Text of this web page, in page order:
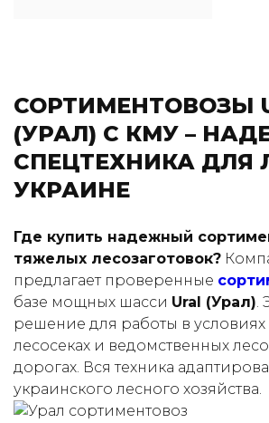
СОРТИМЕНТОВОЗЫ
(УРАЛ) С КМУ –
СПЕЦТЕХНИКА ДЛЯ
УКРАИНЕ
Где купить надежный
тяжелых лесозаготовок?
предлагает проверенные
базе мощных шасси Ural (Урал).
решение для работы в
лесосеках и ведомственных
дорогах. Вся техника
украинского лесного хозяйства.